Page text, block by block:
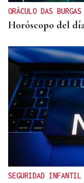
ORÁCULO DAS BURGAS
Horóscopo del
SEGURIDAD INFANTIL